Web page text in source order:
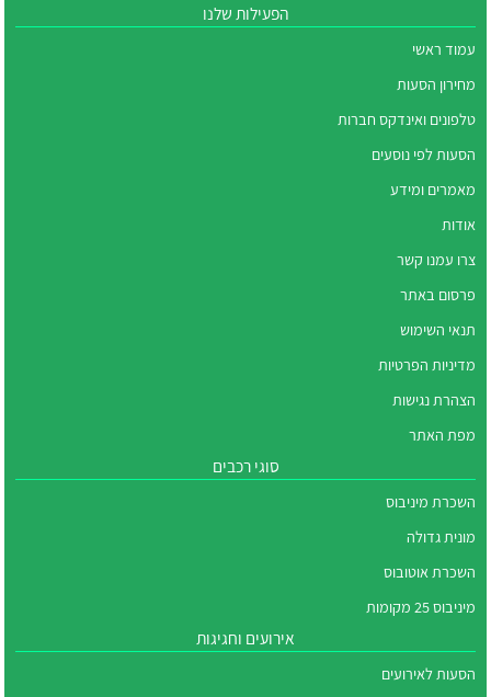
הפעילות שלנו
עמוד ראשי
מחירון הסעות
טלפונים ואינדקס חברות
הסעות לפי נוסעים
מאמרים ומידע
אודות
צרו עמנו קשר
פרסום באתר
תנאי השימוש
מדיניות הפרטיות
הצהרת נגישות
מפת האתר
סוגי רכבים
השכרת מיניבוס
מונית גדולה
השכרת אוטובוס
מיניבוס 25 מקומות
אירועים וחגיגות
הסעות לאירועים